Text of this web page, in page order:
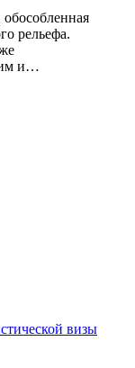
рельефа.
и…
визы